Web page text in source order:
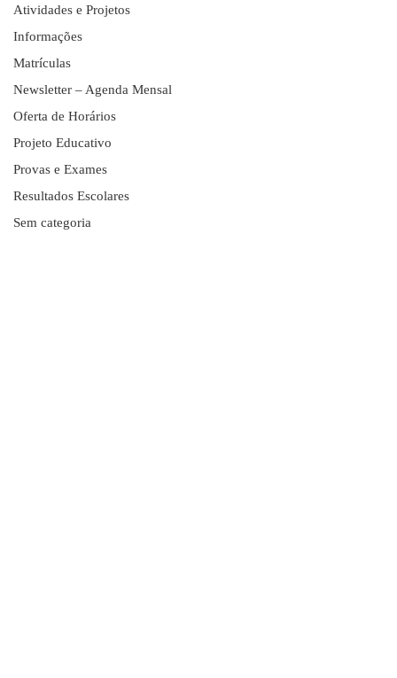
Atividades e Projetos
Informações
Matrículas
Newsletter – Agenda Mensal
Oferta de Horários
Projeto Educativo
Provas e Exames
Resultados Escolares
Sem categoria